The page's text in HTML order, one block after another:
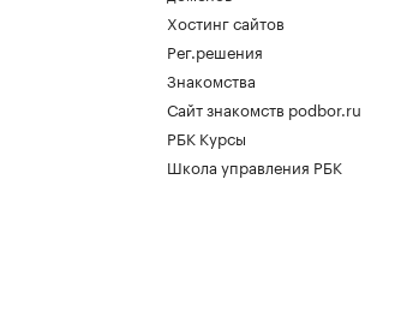
Хостинг сайтов
Рег.решения
Знакомства
Сайт знакомств podbor.ru
РБК Курсы
Школа управления РБК